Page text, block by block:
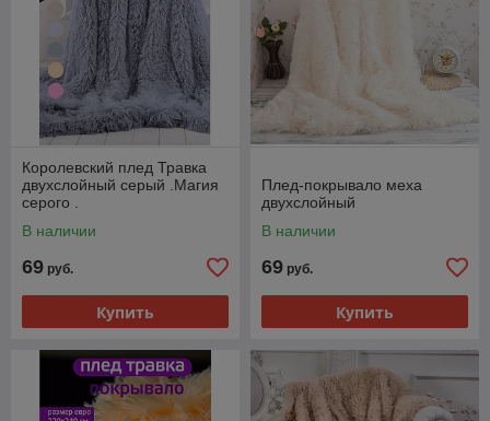
Королевский плед Травка
двухслойный серый .Магия
серого .
В наличии
69 руб.
Купить
Плед-покрывало меха
двухслойный
В наличии
69 руб.
Купить